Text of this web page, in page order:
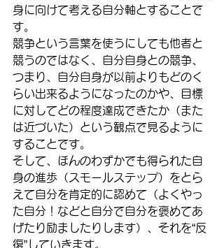
身に向けて考える自分軸とすることで
す。
競争という言葉を使うにしても他者と
競うのではなく、自分自身との競争、
つまり、自分自身が以前よりもどのく
らい出来るようになったのかや、目標
に対してどの程度達成できたか（また
は近づいた）という観点で見るように
することです。
そして、ほんのわずかでも得られた自
身の進歩（スモールステップ）をとら
えて自分を肯定的に認めて（よくやっ
た自分！などと自分で自分を褒めてあ
げたり励ましたりします）、それを“反
復”していきます。